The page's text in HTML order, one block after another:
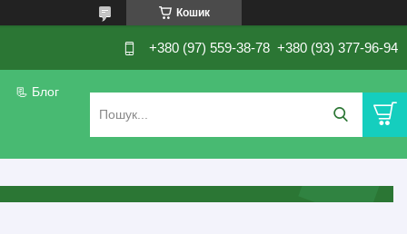
Кошик
+380 (97) 559-38-78 +380 (93) 377-96-94
📃 Блог